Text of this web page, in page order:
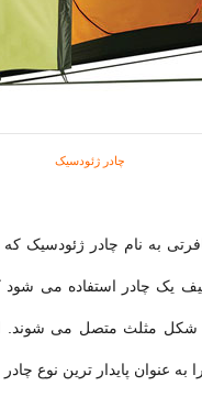
چادر ژئودسیک
به نام چادر
یک چادر استفاده می
شکل مثلث متصل می شوند.
به عنوان پایدار ترین نوع